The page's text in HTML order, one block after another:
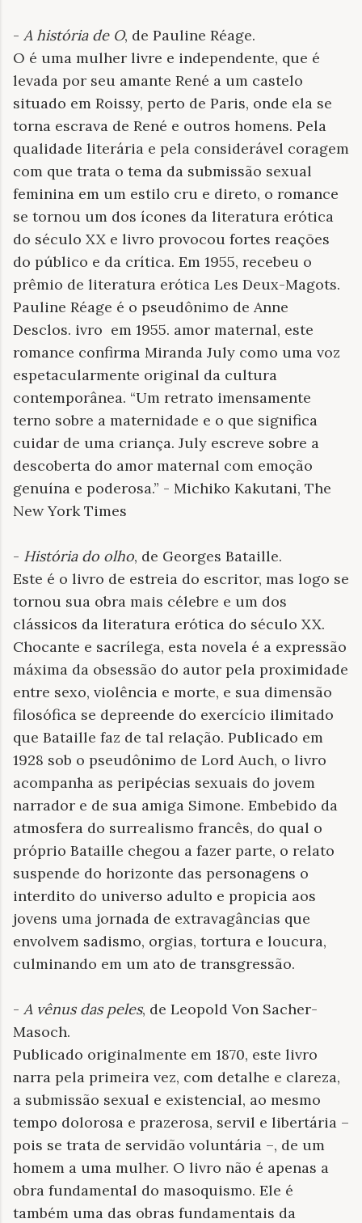
- A história de O, de Pauline Réage.
O é uma mulher livre e independente, que é
levada por seu amante René a um castelo
situado em Roissy, perto de Paris, onde ela se
torna escrava de René e outros homens. Pela
qualidade literária e pela considerável coragem
com que trata o tema da submissão sexual
feminina em um estilo cru e direto, o romance
se tornou um dos ícones da literatura erótica
do século XX e livro provocou fortes reações
do público e da crítica. Em 1955, recebeu o
prêmio de literatura erótica Les Deux-Magots.
Pauline Réage é o pseudônimo de Anne
Desclos. ivro em 1955. amor maternal, este
romance confirma Miranda July como uma voz
espetacularmente original da cultura
contemporânea. “Um retrato imensamente
terno sobre a maternidade e o que significa
cuidar de uma criança. July escreve sobre a
descoberta do amor maternal com emoção
genuína e poderosa.” - Michiko Kakutani, The
New York Times
- História do olho, de Georges Bataille.
Este é o livro de estreia do escritor, mas logo se
tornou sua obra mais célebre e um dos
clássicos da literatura erótica do século XX.
Chocante e sacrílega, esta novela é a expressão
máxima da obsessão do autor pela proximidade
entre sexo, violência e morte, e sua dimensão
filosófica se depreende do exercício ilimitado
que Bataille faz de tal relação. Publicado em
1928 sob o pseudônimo de Lord Auch, o livro
acompanha as peripécias sexuais do jovem
narrador e de sua amiga Simone. Embebido da
atmosfera do surrealismo francês, do qual o
próprio Bataille chegou a fazer parte, o relato
suspende do horizonte das personagens o
interdito do universo adulto e propicia aos
jovens uma jornada de extravagâncias que
envolvem sadismo, orgias, tortura e loucura,
culminando em um ato de transgressão.
- A vênus das peles, de Leopold Von Sacher-
Masoch.
Publicado originalmente em 1870, este livro
narra pela primeira vez, com detalhe e clareza,
a submissão sexual e existencial, ao mesmo
tempo dolorosa e prazerosa, servil e libertária –
pois se trata de servidão voluntária –, de um
homem a uma mulher. O livro não é apenas a
obra fundamental do masoquismo. Ele é
também uma das obras fundamentais da